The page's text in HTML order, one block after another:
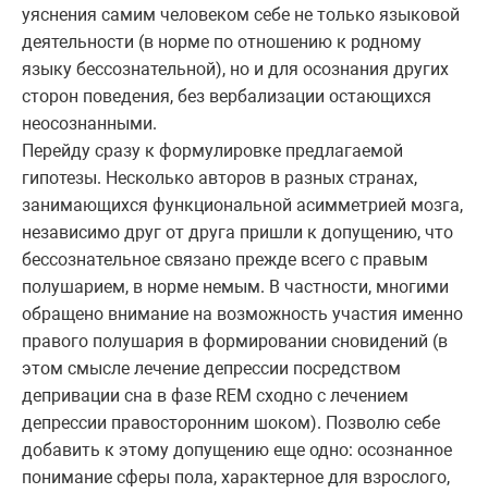
уяснения самим человеком себе не только языковой
деятельности (в норме по отношению к родному
языку бессознательной), но и для осознания других
сторон поведения, без вербализации остающихся
неосознанными.
Перейду сразу к формулировке предлагаемой
гипотезы. Несколько авторов в разных странах,
занимающихся функциональной асимметрией мозга,
независимо друг от друга пришли к допущению, что
бессознательное связано прежде всего с правым
полушарием, в норме немым. В частности, многими
обращено внимание на возможность участия именно
правого полушария в формировании сновидений (в
этом смысле лечение депрессии посредством
депривации сна в фазе REM сходно с лечением
депрессии правосторонним шоком). Позволю себе
добавить к этому допущению еще одно: осознанное
понимание сферы пола, характерное для взрослого,